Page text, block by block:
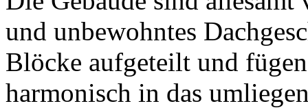
und unbewohntes
Blöcke aufgeteilt und
harmonisch in das